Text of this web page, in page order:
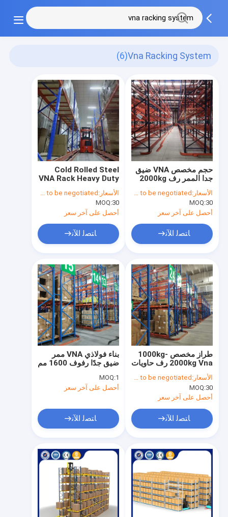
Vna Racking System
(6)
Cold Rolled Steel
VNA Rack Heavy Duty
Construction Very
Narrow Aisle Pallet
الفولاذ المقوس البارد)
الأسعار: Price needs to be negotiated
MOQ:30
أحصل على آخر سعر
ﺎﺘﺼﻟ ﺍﻶﻧ
حجم مخصص VNA ضيق
جدا الممر رف 2000kg
القوة مطلية
الأسعار: Price needs to be negotiated
MOQ:30
أحصل على آخر سعر
ﺎﺘﺼﻟ ﺍﻶﻧ
بناء فولاذي VNA ممر
ضيق جدًا رفوف 1600 مم
الكثافة
MOQ:1
أحصل على آخر سعر
ﺎﺘﺼﻟ ﺍﻶﻧ
طراز مخصص 1000kg-
2000kg Vna رف حاويات
الحمولة الطلاء المسحوق
للتخزين في المستودع
الأسعار: Price needs to be negotiated
MOQ:30
أحصل على آخر سعر
ﺎﺘﺼﻟ ﺍﻶﻧ